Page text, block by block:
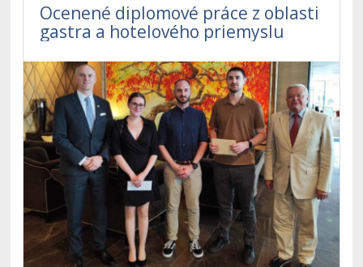
Ocenené diplomové práce z oblasti
gastra a hotelového priemyslu